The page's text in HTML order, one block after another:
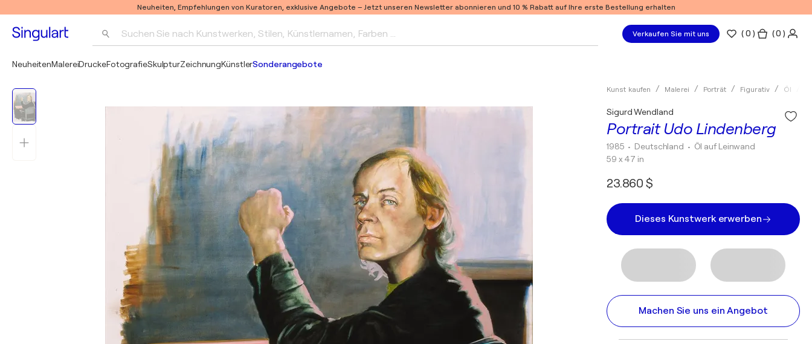
Neuheiten, Empfehlungen von Kuratoren, exklusive Angebote – Jetzt unseren Newsletter abonnieren und 10 % Rabatt auf Ihre erste Bestellung erhalten
Suchen Sie nach Kunstwerken, Stilen, Künstlernamen, Farben … Verkaufen Sie mit uns (0 ) ( 0 )
NeuheitenMalereiDruckeFotografieSkulpturZeichnungKünstlerSonderangebote
Kunst kaufen Malerei Porträt Figurativ Öl
Portrait Udo Lindenberg
Sigurd Wendland
1985 • Deutschland • Öl auf Leinwand
59 x 47 in
23.860 $
Dieses Kunstwerk erwerben
Machen Sie uns ein Angebot